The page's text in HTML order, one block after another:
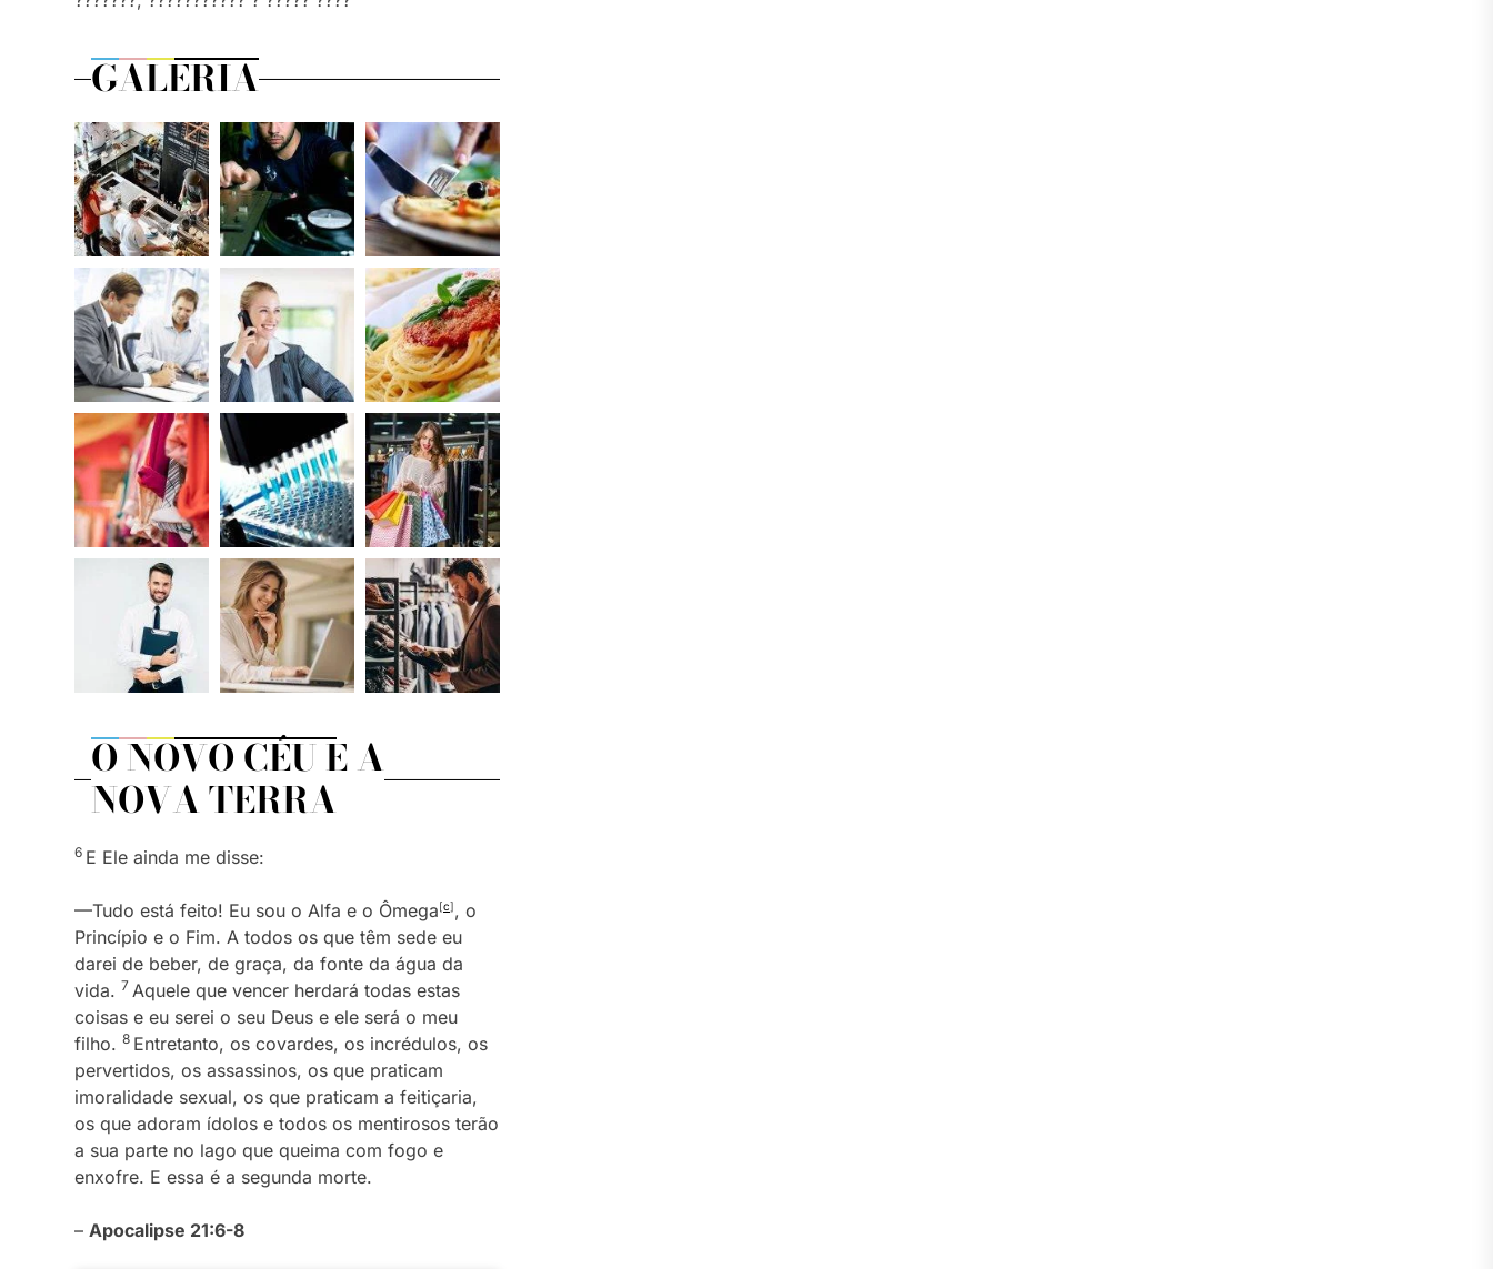
GALERIA
O NOVO CÉU E A
NOVA TERRA
6 E Ele ainda me disse:
—Tudo está feito! Eu sou o Alfa e o Ômega[c], o
Princípio e o Fim. A todos os que têm sede eu
darei de beber, de graça, da fonte da água da
vida. 7 Aquele que vencer herdará todas estas
coisas e eu serei o seu Deus e ele será o meu
filho. 8 Entretanto, os covardes, os incrédulos, os
pervertidos, os assassinos, os que praticam
imoralidade sexual, os que praticam a feitiçaria,
os que adoram ídolos e todos os mentirosos terão
a sua parte no lago que queima com fogo e
enxofre. E essa é a segunda morte.
– Apocalipse 21:6-8